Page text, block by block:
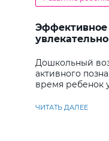
Эффективное
Дошкольный
активного
время ребенок
ЧИТАТЬ ДАЛЕЕ